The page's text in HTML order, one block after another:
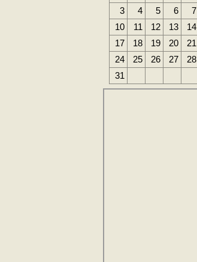
3
4 5 6 7
10
11 12 13 14
17
18 19 20 21
24
25 26 27 28
31